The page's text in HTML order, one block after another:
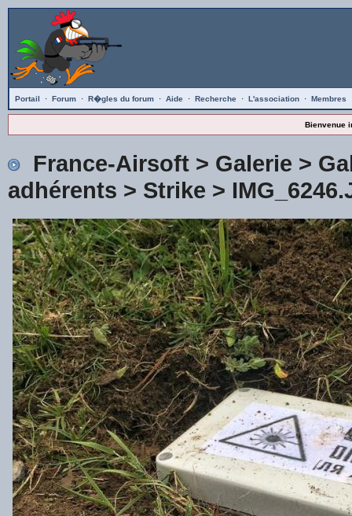
Portail · Forum · R�gles du forum · Aide · Recherche · L'association · Membres
Bienvenue
France-Airsoft> Galerie >
adhérents > Strike >